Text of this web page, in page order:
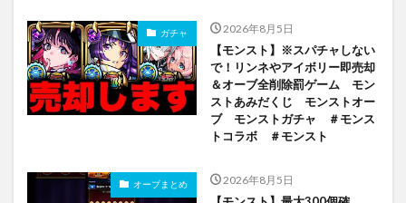
ガチャ 2026年8月5日
【モンスト】※スパチャしない
で！リンネやアイボリー即売却
＆オーブ全削除罰ゲーム モン
ストあみだくじ モンストオー
ブ モンストガチャ ＃モンス
トコラボ ＃モンスト
オーブまとめ 2026年8月5日